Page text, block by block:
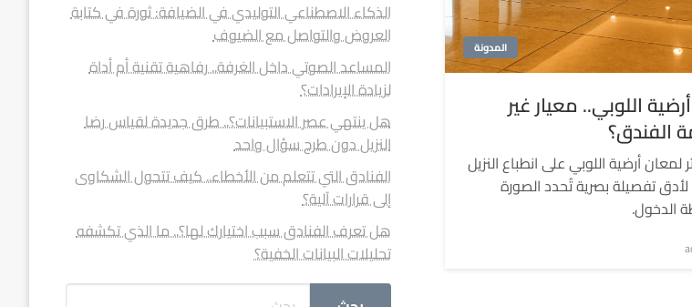
المدونة
اللوبي.. معيار غير
الفندق؟
أرضية اللوبي على انطباع النزيل
لأدق تفصيلة بصرية تُحدد الصورة
الدخول.
الذكاء الاصطناعي التوليدي في الضيافة: ثورة في كتابة
العروض والتواصل مع الضيوف
المساعد الصوتي داخل الغرفة.. رفاهية تقنية أم أداة
لزيادة الإيرادات؟
هل ينتهي عصر الاستبيانات؟.. طرق جديدة لقياس رضا
النزيل دون طرح سؤال واحد
الفنادق التي تتعلم من الأخطاء.. كيف تتحول الشكاوى
إلى قرارات آلية؟
هل تعرف الفنادق سبب اختيارك لها؟.. ما الذي تكشفه
تحليلات البيانات الخفية؟